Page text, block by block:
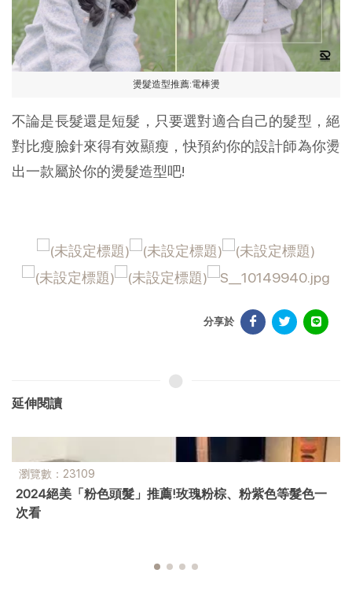
燙髮造型推薦:電棒燙
不論是長髮還是短髮，只要選對適合自己的髮型，絕
對比瘦臉針來得有效顯瘦，快預約你的設計師為你燙
出一款屬於你的燙髮造型吧!
分享於
延伸閱讀
瀏覽數：23109
2024絕美「粉色頭髮」推薦!玫瑰粉棕、粉紫色等髮色一
次看